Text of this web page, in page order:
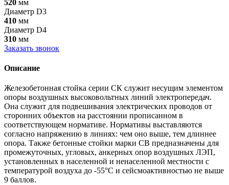
520 мм
Диаметр D3
410 мм
Диаметр D4
310 мм
Заказать звонок
Описание
Железобетонная стойка серии СК служит несущим элементом
опоры воздушных высоковольтных линий электропередач.
Она служит для подвешивания электрических проводов от
сторонних объектов на расстоянии прописанном в
соответствующем нормативе. Нормативы выставляются
согласно напряжению в линиях: чем оно выше, тем длиннее
опора. Также бетонные стойки марки СВ предназначены для
промежуточных, угловых, анкерных опор воздушных ЛЭП,
установленных в населенной и ненаселенной местности с
температурой воздуха до -55°С и сейсмоактивностью не выше
9 баллов.